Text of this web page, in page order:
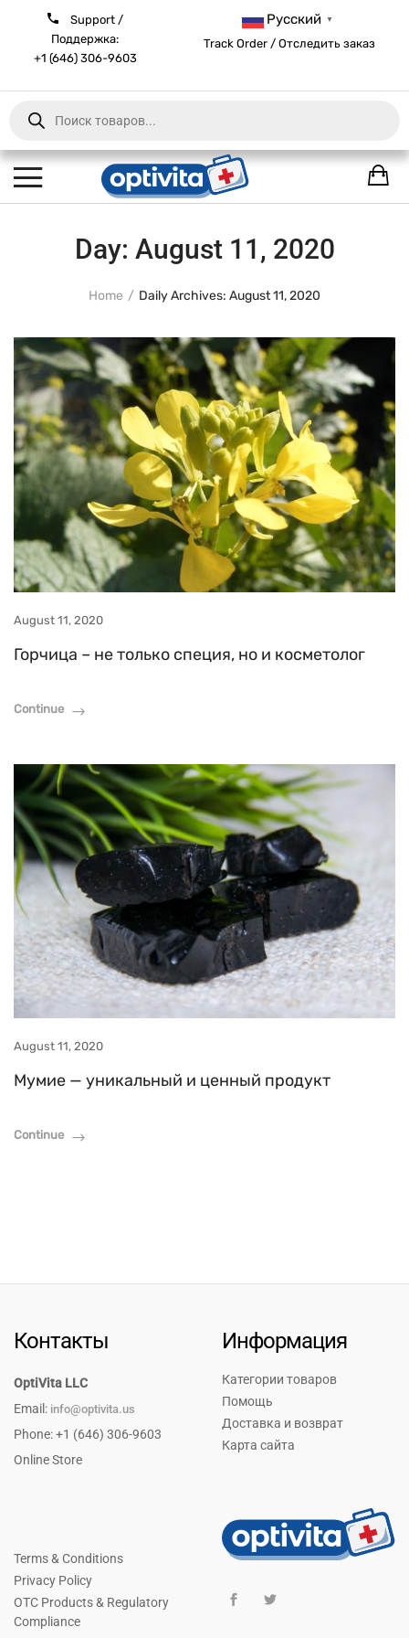
Support /
Поддержка:
+1 (646) 306-9603
Русский ▼
Track Order / Отследить заказ
Products
search
Day: August 11, 2020
Home Daily Archives: August 11, 2020
August 11, 2020
Горчица – не только специя, но и косметолог
Continue
August 11, 2020
Мумие — уникальный и ценный продукт
Continue
Контакты
OptiVita LLC
Email: info@optivita.us
Phone: +1 (646) 306-9603
Online Store
Информация
Категории товаров
Помощь
Доставка и возврат
Карта сайта
Terms & Conditions
Privacy Policy
OTC Products & Regulatory
Compliance